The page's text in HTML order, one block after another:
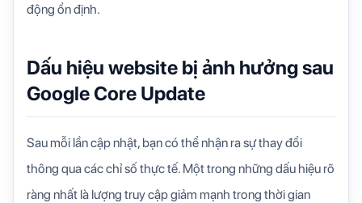
động ổn định.
Dấu hiệu website bị ảnh hưởng sau
Google Core Update
Sau mỗi lần cập nhật, bạn có thể nhận ra sự thay đổi
thông qua các chỉ số thực tế. Một trong những dấu hiệu rõ
ràng nhất là lượng truy cập giảm mạnh trong thời gian